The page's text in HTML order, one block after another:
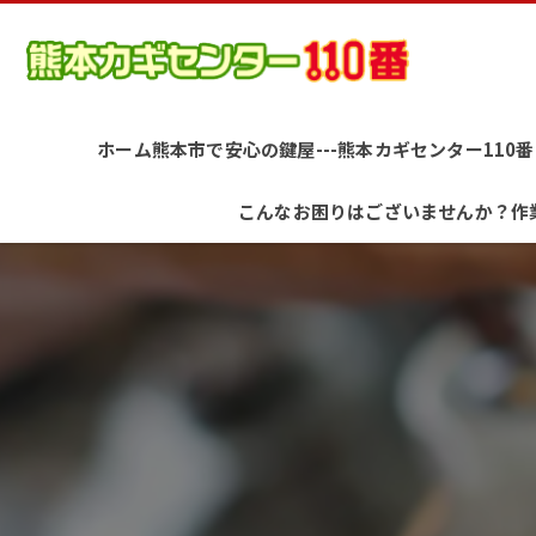
ホーム熊本市で安心の鍵屋---熊本カギセンター110
こんなお困りはございませんか？作